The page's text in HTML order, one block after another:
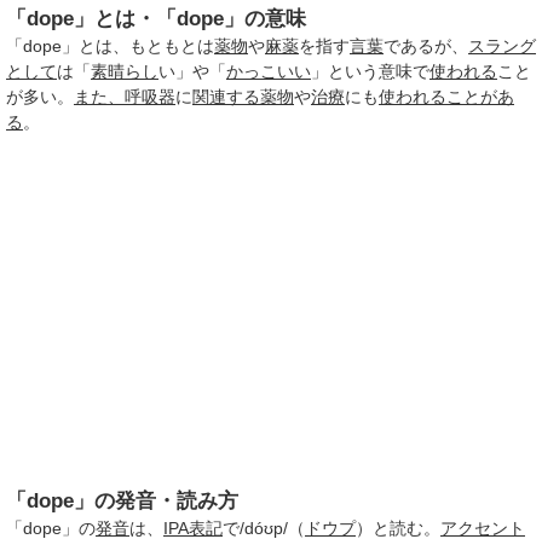
「dope」とは・「dope」の意味
「dope」とは、もともとは薬物や麻薬を指す言葉であるが、
スラング
としては「素晴らしい」や「かっこいい 」という意味で使われる こと
が多い。
また、 呼吸器に関連する薬物や治療にも使われる ことがあ
る 。
「dope」の発音・読み方
「dope」の発音は、 IPA表記で/dóʊp/（ ドウプ）と読む。 アクセント